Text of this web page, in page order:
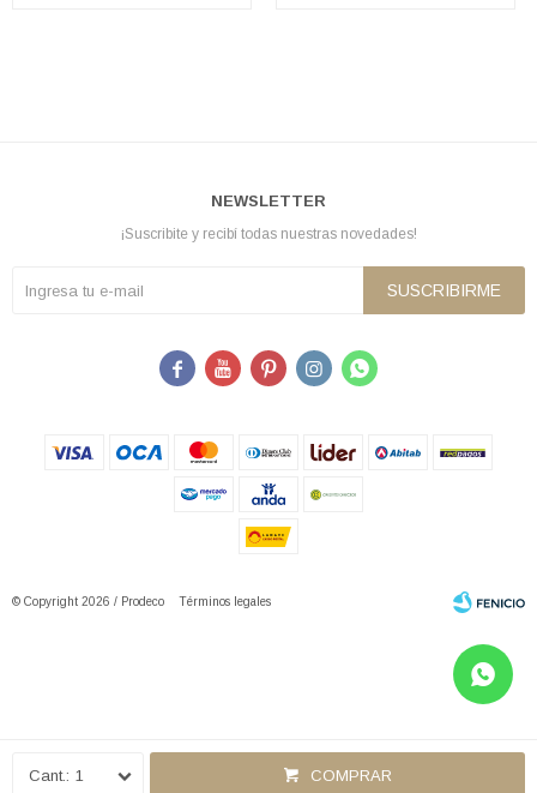
1 COMPRAR
NEWSLETTER
¡Suscribite y recibí todas nuestras novedades!
SUSCRIBIRME
    
© Copyright 2026 / Prodeco Términos legales